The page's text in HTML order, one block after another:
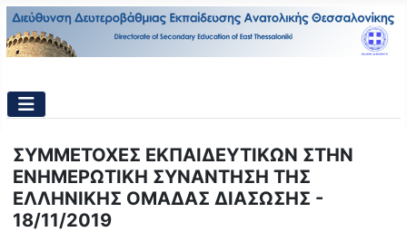
ΣΥΜΜΕΤΟΧΕΣ ΕΚΠΑΙΔΕΥΤΙΚΩΝ ΣΤΗΝ
ΕΝΗΜΕΡΩΤΙΚΗ ΣΥΝΑΝΤΗΣΗ ΤΗΣ
ΕΛΛΗΝΙΚΗΣ ΟΜΑΔΑΣ ΔΙΑΣΩΣΗΣ -
18/11/2019